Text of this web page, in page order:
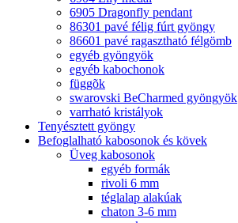
6905 Dragonfly pendant
86301 pavé félig fúrt gyöngy
86601 pavé ragasztható félgömb
egyéb gyöngyök
egyéb kabochonok
függõk
swarovski BeCharmed gyöngyök
varrható kristályok
Tenyésztett gyöngy
Befoglalható kabosonok és kövek
Üveg kabosonok
egyéb formák
rivoli 6 mm
téglalap alakúak
chaton 3-6 mm